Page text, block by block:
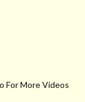
For More Videos